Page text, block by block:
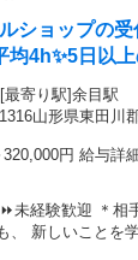
ショップの
均4h✨5日以
寄り駅]余目駅
山形県東田川
320,000円 給与詳
家族手当金額：
宅手配可能 ※引越
しを伴う場合は 引越し費用負担あり
未経験歓迎 ＊相
＊周りと